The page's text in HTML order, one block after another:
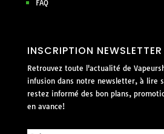
FAQ
INSCRIPTION NEWSLETTER
Retrouvez toute l'actualité de
infusion dans notre newsletter, à lire
restez informé des bon plans,
en avance!